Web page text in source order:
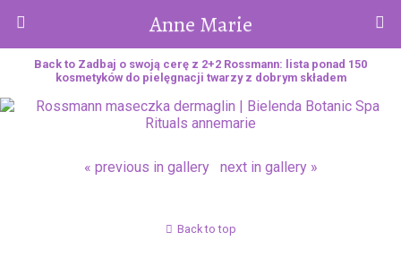
Anne Marie
Back to Zadbaj o swoją cerę z 2+2 Rossmann: lista ponad 150
kosmetyków do pielęgnacji twarzy z dobrym składem
« previous in gallery next in gallery »
Back to top